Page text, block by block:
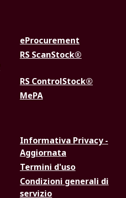
eProcurement
RS ScanStock®
RS ControlStock®
MePA
Informativa Privacy -
Aggiornata
Termini d'uso
Condizioni generali di
servizio